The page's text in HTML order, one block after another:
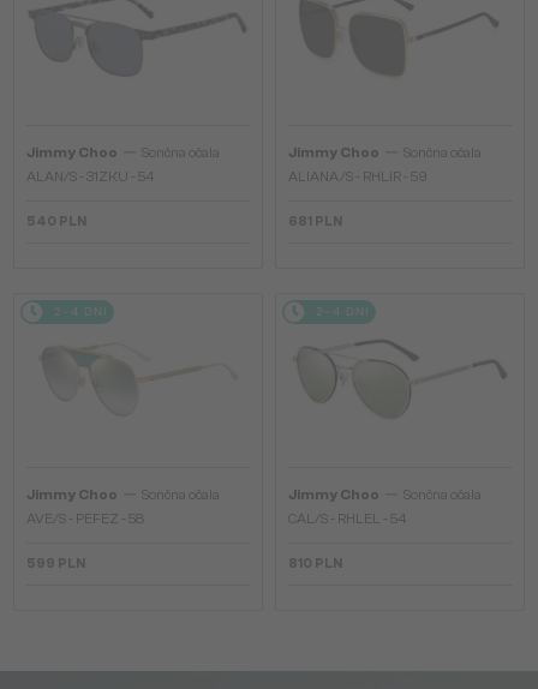
Jimmy Choo
Sončna očala
ALAN/S - 31ZKU - 54
540 PLN
Jimmy Choo
Sončna očala
ALIANA/S - RHLIR - 59
681 PLN
2-4 DNI
Jimmy Choo
Sončna očala
AVE/S - PEFEZ - 58
599 PLN
2-4 DNI
Jimmy Choo
Sončna očala
CAL/S - RHLEL - 54
810 PLN